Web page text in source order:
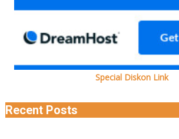
Special Diskon Link
Recent Posts